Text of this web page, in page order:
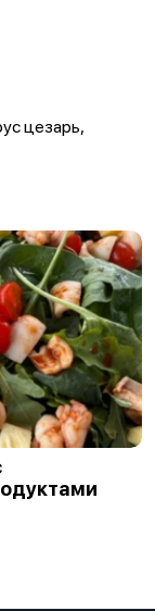
цезарь,